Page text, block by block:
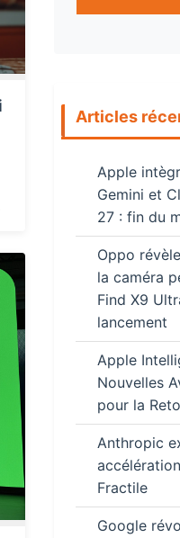
Articles
Apple
Gemini et
27 : fin du
Oppo
la caméra
Find X9
lancement
Apple
Nouvelles
pour la
Anthropic
Fractile
Google